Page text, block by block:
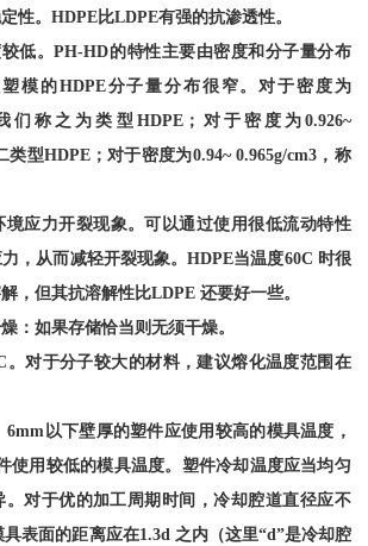
性。HDPE 比LDPE有强的抗渗透性。
低。PH-HD的特性主要由密度和分子量分布
模的HDPE分子量分布很窄。对于密度为
们称之为类型 HDPE；对于密度为 0.926~
类型HDPE；对于密度为0.94~ 0.965g/cm3 ，称
境应力开裂现象。可以通过使用很低流动特性
，从而减轻开裂现象。HDPE当温度60C 时很
，但其抗溶解性比LDPE还要好一些。
：如果存储恰当则无须干燥。
。对于分子较大的材料，建议熔化温度范围在
6mm 以下壁厚的塑件应使用较高的模具温度，
使用较低的模具温度。塑件冷却温度应当均匀
。对于优的加工周期时间，冷却腔道直径应不
具表面的距离应在1.3d 之内（这里“d”是冷却腔